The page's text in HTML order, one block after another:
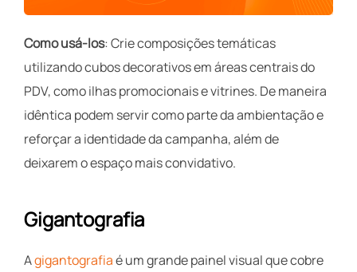
Como usá-los: Crie composições temáticas
utilizando cubos decorativos em áreas centrais do
PDV, como ilhas promocionais e vitrines. De maneira
idêntica podem servir como parte da ambientação e
reforçar a identidade da campanha, além de
deixarem o espaço mais convidativo.
Gigantografia
Agigantografiaé um grande painel visual que cobre